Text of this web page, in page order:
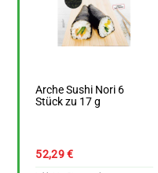
Arche Sushi Nori 6
Stück zu 17 g
52,29€